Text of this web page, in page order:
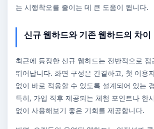
는 시행착오를 줄이는 데 큰 도움이 됩니다.
신규 웹하드와 기존 웹하드의 차이
최근에 등장한 신규 웹하드는 전반적으로 접
뛰어납니다. 화면 구성은 간결하고, 첫 이용
없이 바로 적응할 수 있도록 설계되어 있는
특히, 가입 직후 제공되는 체험 포인트나 한
없이 사용해보기 좋은 기회를 제공합니다.